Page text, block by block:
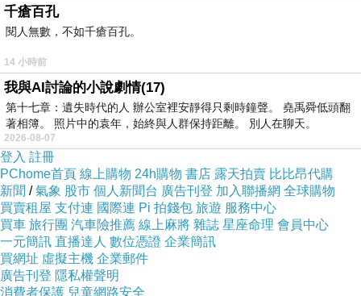
千瘡百孔
閱人無數，不如千瘡百孔。
14 小時前
我與AI討論的小說劇情(17)
第十七章：遺失時代的人 辦公室裡安靜得只剩時鐘聲。 堯禹舜低頭翻
著相簿。 照片中的袁年，始終與人群保持距離。 別人在聊天。
2026-08-07
登入 註冊
PChome首頁 線上購物 24h購物 書店 露天拍賣 比比昂代購
新聞 /氣象 股市 個人新聞台 廣告刊登 加入聯播網 全球購物
買賣租屋 支付連 國際連 Pi 拍錢包 旅遊 服務中心
買車 旅行團 汽車險推薦 線上麻將 雜誌 星座命理 會員中心
一元簡訊 直播達人 數位憑證 企業簡訊
買網址 虛擬主機 企業郵件
廣告刊登 隱私權聲明
消費者保護 兒童網路安全